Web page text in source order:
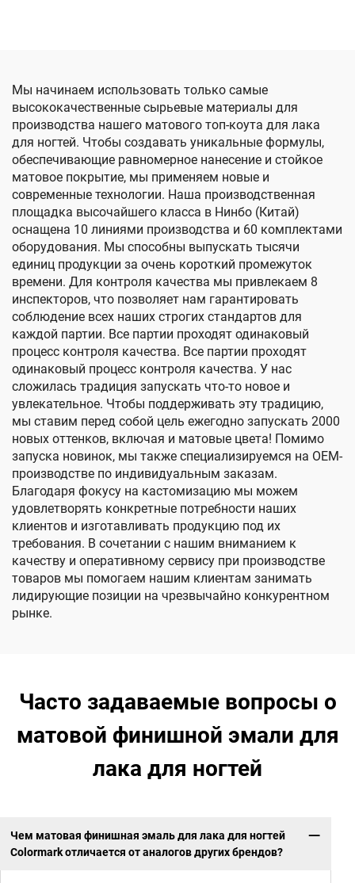
Мы начинаем использовать только самые
высококачественные сырьевые материалы для
производства нашего матового топ-коута для лака
для ногтей. Чтобы создавать уникальные формулы,
обеспечивающие равномерное нанесение и стойкое
матовое покрытие, мы применяем новые и
современные технологии. Наша производственная
площадка высочайшего класса в Нинбо (Китай)
оснащена 10 линиями производства и 60 комплектами
оборудования. Мы способны выпускать тысячи
единиц продукции за очень короткий промежуток
времени. Для контроля качества мы привлекаем 8
инспекторов, что позволяет нам гарантировать
соблюдение всех наших строгих стандартов для
каждой партии. Все партии проходят одинаковый
процесс контроля качества. Все партии проходят
одинаковый процесс контроля качества. У нас
сложилась традиция запускать что-то новое и
увлекательное. Чтобы поддерживать эту традицию,
мы ставим перед собой цель ежегодно запускать 2000
новых оттенков, включая и матовые цвета! Помимо
запуска новинок, мы также специализируемся на OEM-
производстве по индивидуальным заказам.
Благодаря фокусу на кастомизацию мы можем
удовлетворять конкретные потребности наших
клиентов и изготавливать продукцию под их
требования. В сочетании с нашим вниманием к
качеству и оперативному сервису при производстве
товаров мы помогаем нашим клиентам занимать
лидирующие позиции на чрезвычайно конкурентном
рынке.
Часто задаваемые вопросы о
матовой финишной эмали для
лака для ногтей
Чем матовая финишная эмаль для лака для ногтей
Colormark отличается от аналогов других брендов?